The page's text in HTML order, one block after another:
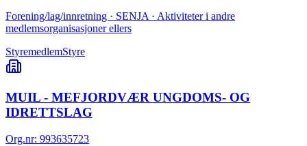
Forening/lag/innretning · SENJA · Aktiviteter i andre
medlemsorganisasjoner ellers
StyremedlemStyre
MUIL - MEFJORDVÆR UNGDOMS- OG
IDRETTSLAG
Org.nr: 993635723